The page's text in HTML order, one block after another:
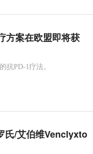
方案在欧盟即将获
抗PD-1疗法。
氏/艾伯维Venclyxto